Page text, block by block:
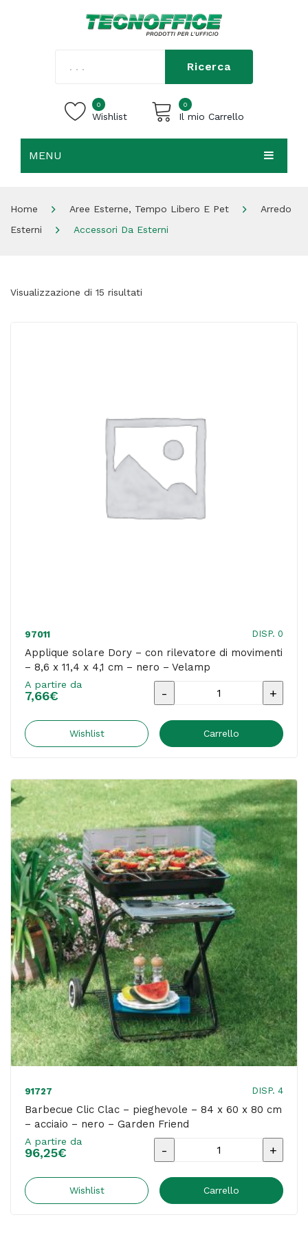
Ricerca
0
Wishlist
0
Il mio Carrello
MENU
Home Aree Esterne, Tempo Libero E Pet
Arredo
Esterni
Accessori Da Esterni
Visualizzazione di 15 risultati
97011 DISP. 0
Applique solare Dory – con rilevatore di movimenti
– 8,6 x 11,4 x 4,1 cm – nero – Velamp
A partire da
7,66€
Applique
Dory
rilevatore
di
movimenti
-
8,6
x
11,4
x
4,1
cm
-
nero
-
Velamp
Wishlist Carrello
91727 DISP. 4
Barbecue Clic Clac – pieghevole – 84 x 60 x 80 cm
– acciaio – nero – Garden Friend
A partire da
96,25€
Barbecue
Clac
Wishlist Carrello